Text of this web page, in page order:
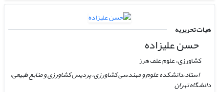
هیات تحریریه
حسن علیزاده
کشاورزی، علوم علف هرز
استاد،دانشکده علوم و مهندسی کشاورزی، پردیس کشاورزی و منابع طبیعی،
دانشگاه تهران